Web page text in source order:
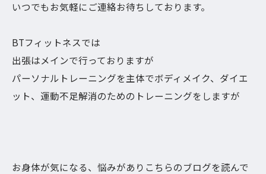
いつでもお気軽にご連絡お待ちしております。
BTフィットネスでは
出張はメインで行っておりますが
パーソナルトレーニングを主体でボディメイク、ダイエ
ット、運動不足解消のためのトレーニングをしますが
お身体が気になる、悩みがありこちらのブログを読んで